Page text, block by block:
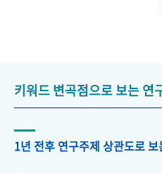
키워드 변곡점으로 보는 연
1년 전후 연구주제 상관도로